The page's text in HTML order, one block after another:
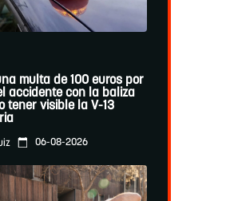
multa de 100 euros por
accidente con la baliza
tener visible la V-13
06-08-2026